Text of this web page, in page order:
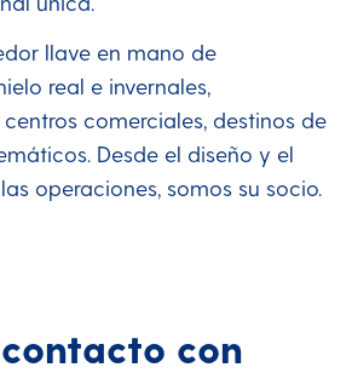
llave en mano de
real e invernales,
comerciales, destinos de
Desde el diseño y el
operaciones, somos su socio.
con